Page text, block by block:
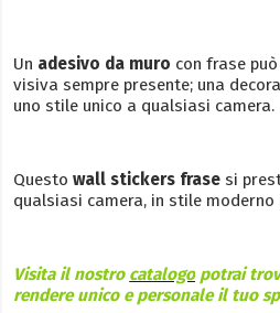
Un adesivo da muro con frase
visiva sempre presente; una
uno stile unico a qualsiasi camera.
Questowall stickers frase si
qualsiasi camera, in stile moderno
Visita il nostro catalogo potrai
rendere unico e personale il tuo